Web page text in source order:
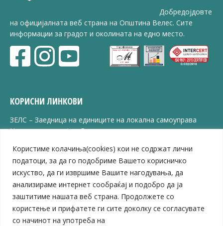
Користиме колачиња(cookies) кои не содржат лични
податоци, за да го подобриме Вашето корисничко
искуство, да ги извршиме Вашите нагодувања, да
анализираме интернет сообраќај и подобро да ја
заштитиме нашата веб страна. Продолжете со
користење и прифатете ги сите доколку се согласувате
со начинот на употреба на
Добредојдовте
на официјалната веб страна на Општина Велес. Сите
информации за градот и околината на едно место.
КОРИСНИ ЛИНКОВИ
ЗЕЛС – Заедница на единиците на локална самоуправа
Центар за развој на Вардарски плански регион
ЈПССО „Парк – спорт и паркинзи“
ЛБ „Гоце Делчев“
ЛУ „Народен Музеј“
Влада на Република Северна Македонија
Собрание на Република Северна Македонија
Министерство за финансии
Министерство за транспорт